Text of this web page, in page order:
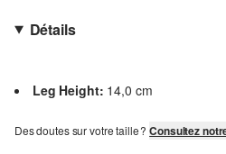
Détails
Leg Height: 14,0 cm
Des doutes sur votre taille ?Consultez